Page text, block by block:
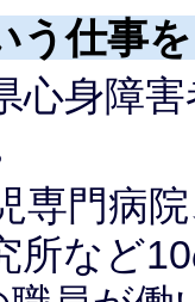
仕事
心身障
専門病
所など